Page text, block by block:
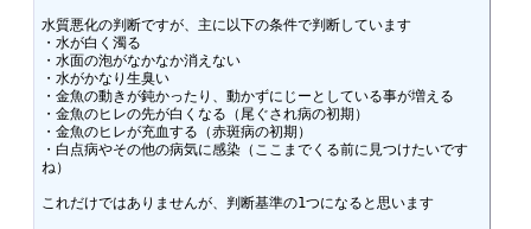
水質悪化の判断ですが、主に以下の条件で判断しています
・水が白く濁る
・水面の泡がなかなか消えない
・水がかなり生臭い
・金魚の動きが鈍かったり、動かずにじーとしている事が増える
・金魚のヒレの先が白くなる（尾ぐされ病の初期）
・金魚のヒレが充血する（赤斑病の初期）
・白点病やその他の病気に感染（ここまでくる前に見つけたいです
ね）
これだけではありませんが、判断基準の1つになると思います